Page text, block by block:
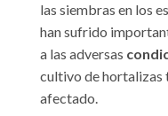
las siembras en los
han sufrido
a las adversas
cultivo de hortalizas
afectado.